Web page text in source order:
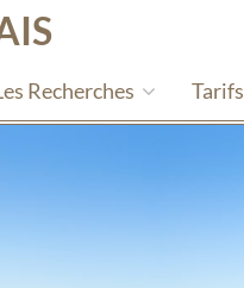
Recherches Tarifs